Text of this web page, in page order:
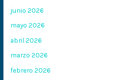
junio 2026
mayo 2026
abril 2026
marzo 2026
febrero 2026